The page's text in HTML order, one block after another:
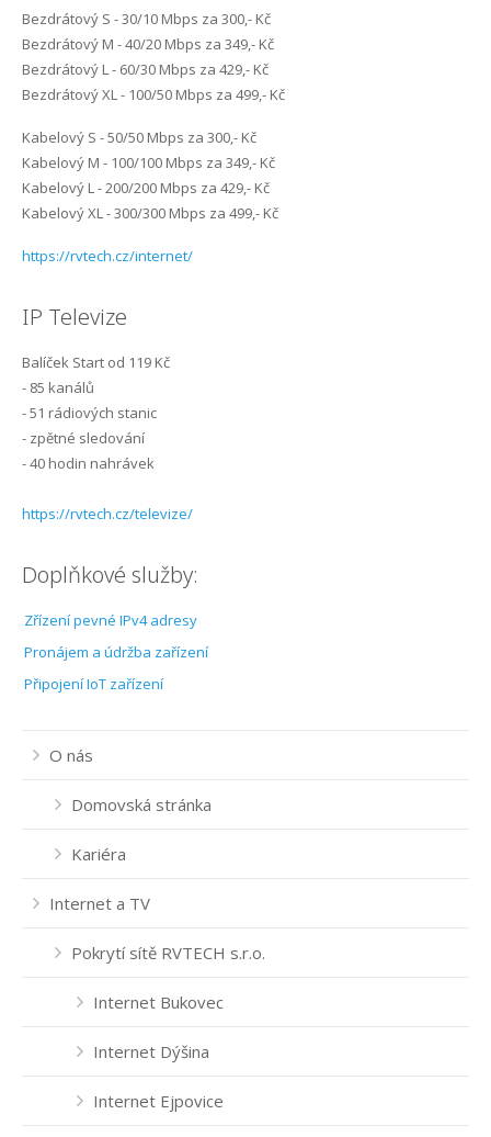
Internet Klabava
Internet Kyšice
Internet Letkov
Internet Lhůta
Internet Litohlavy
Internet Plzeň-Božkov
Internet Plzeň-Bručná
Internet Plzeň-Doubravka
Internet Plzeň-Lobzy
Internet Plzeň-Lochotín
Internet Plzeň-Radobyčice
Internet Plzeň-Skvrňany
Internet Plzeň-Slovany
Internet Robčice
Internet Rokycany
Internet Starý Plzenec
Sledovani TV
Kontakt
FAQ
Kam, kdy a jak mám platit?
Co je maintenance?
První kroky k FVE na území ČEZ distribuce
Bezdrátový S - 30/10 Mbps za 300,- Kč
Bezdrátový M - 40/20 Mbps za 349,- Kč
Bezdrátový L - 60/30 Mbps za 429,- Kč
Bezdrátový XL - 100/50 Mbps za 499,- Kč
Kabelový S - 50/50 Mbps za 300,- Kč
Kabelový M - 100/100 Mbps za 349,- Kč
Kabelový L - 200/200 Mbps za 429,- Kč
Kabelový XL - 300/300 Mbps za 499,- Kč
https://rvtech.cz/internet/
IP Televize
Balíček Start od 119 Kč
- 85 kanálů
- 51 rádiových stanic
- zpětné sledování
- 40 hodin nahrávek
https://rvtech.cz/televize/
Doplňkové služby:
Zřízení pevné IPv4 adresy
Pronájem a údržba zařízení
Připojení IoT zařízení
O nás
Domovská stránka
Kariéra
Internet a TV
Pokrytí sítě RVTECH s.r.o.
Internet Bukovec
Internet Dýšina
Internet Ejpovice